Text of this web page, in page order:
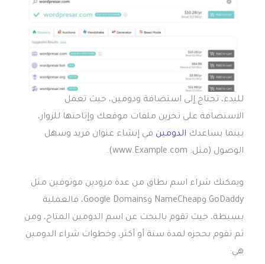
للبدء، تحتاج إلى استضافة ودومين، حيث تعمل
الاستضافة على تخزين ملفات موقعك وإتاحتها للزوار،
بينما يساعدك الدومين في إنشاء عنوان فريد وسهل
الوصول (مثل: www.Example.com).
ويمكنك شراء اسم نطاق من عدة مزودين موثوقين مثل
GoDaddy وNameCheap وGoogle Domains، فالعملية
بسيطة، حيث تقوم بالبحث عن اسم الدومين المتاح، ومن
ثم تقوم بحجزه لمدة سنة أو أكثر، وخطوات شراء الدومين
هي: